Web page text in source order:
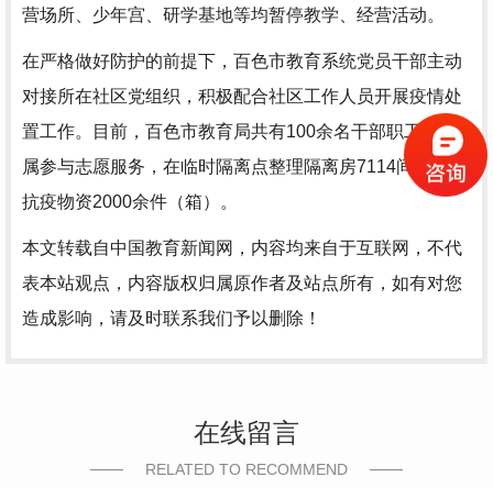
营场所、少年宫、研学基地等均暂停教学、经营活动。
在严格做好防护的前提下，百色市教育系统党员干部主动
对接所在社区党组织，积极配合社区工作人员开展疫情处
置工作。目前，百色市教育局共有100余名干部职工和家
属参与志愿服务，在临时隔离点整理隔离房7114间，搬运
抗疫物资2000余件（箱）。
本文转载自中国教育新闻网，内容均来自于互联网，不代
表本站观点，内容版权归属原作者及站点所有，如有对您
造成影响，请及时联系我们予以删除！
在线留言
RELATED TO RECOMMEND